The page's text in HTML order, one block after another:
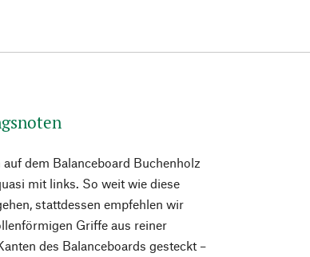
dem Balanceboard Buchenholz
mit links. So weit wie diese
stattdessen empfehlen wir
Griffe aus reiner
des Balanceboards gesteckt –